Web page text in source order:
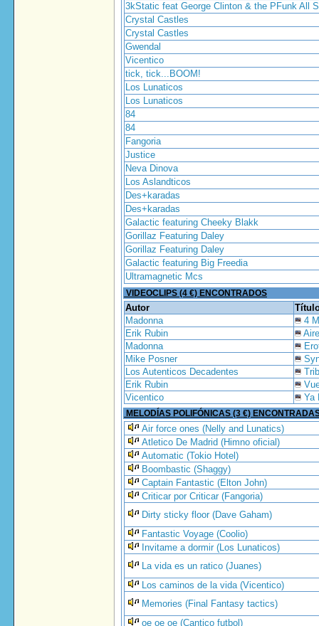
3kStatic feat George Clinton & the PFunk All
Crystal Castles
Crystal Castles
Gwendal
Vicentico
tick, tick...BOOM!
Los Lunaticos
Los Lunaticos
84
84
Fangoria
Justice
Neva Dinova
Los Aslandticos
Des+karadas
Des+karadas
Galactic featuring Cheeky Blakk
Gorillaz Featuring Daley
Gorillaz Featuring Daley
Galactic featuring Big Freedia
Ultramagnetic Mcs
VIDEOCLIPS (4 €) ENCONTRADOS
Autor
Madonna
4
Erik Rubin
Madonna
Mike Posner
Los Autenticos Decadentes
Erik Rubin
Vicentico
Ya
MELODÍAS POLIFÓNICAS (3 €)
Air force ones (Nelly and Lunatics)
Atletico De Madrid (Himno oficial)
Automatic (Tokio Hotel)
Boombastic (Shaggy)
Captain Fantastic (Elton John)
Criticar por Criticar (Fangoria)
Dirty sticky floor (Dave Gaham)
Fantastic Voyage (Coolio)
Invitame a dormir (Los Lunaticos)
La vida es un ratico (Juanes)
Los caminos de la vida (Vicentico)
Memories (Final Fantasy tactics)
oe oe oe (Cantico futbol)